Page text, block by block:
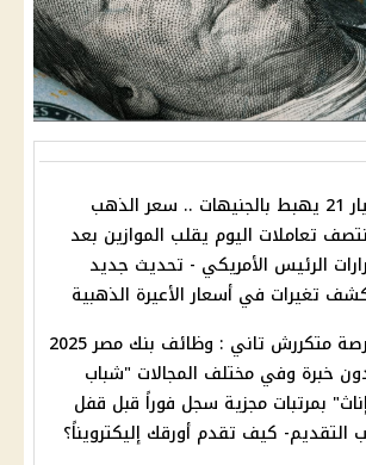
عيار 21 يهبط بالجنيهات .. سعر الذهب
تعاملات اليوم يقلب الموازين بعد
الرئيس الأمريكي - تحديث جديد
تغيرات في أسعار الأعيرة الذهبية
فرصة متكررش تاني : وظائف بنك مصر 2025
خبرة وفي مختلف المجالات "شباب
بمرتبات مجزية سجل فوراً قبل قفل
التقديم- كيف تقدم أورقك إليكترويناً؟